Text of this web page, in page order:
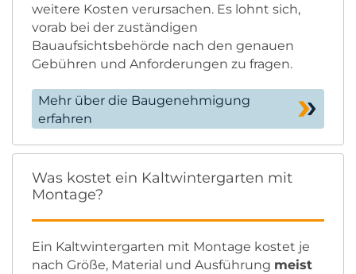
weitere Kosten verursachen. Es lohnt sich,
vorab bei der zuständigen
Bauaufsichtsbehörde nach den genauen
Gebühren und Anforderungen zu fragen.
Mehr über die Baugenehmigung
erfahren
Was kostet ein Kaltwintergarten mit
Montage?
Ein Kaltwintergarten mit Montage kostet je
nach Größe, Material und Ausführung meist